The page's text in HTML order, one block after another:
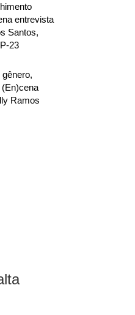
entrevista
Santos,
23
Ramos